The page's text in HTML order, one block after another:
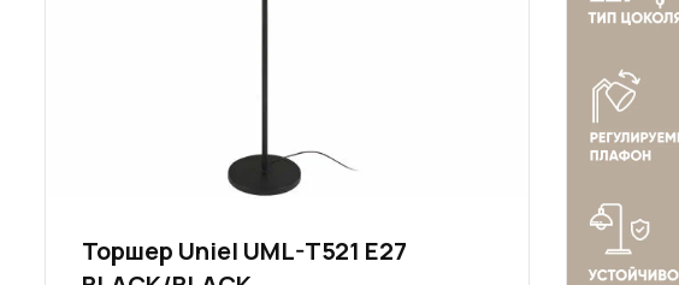
Торшер Uniel UML-T521 E27